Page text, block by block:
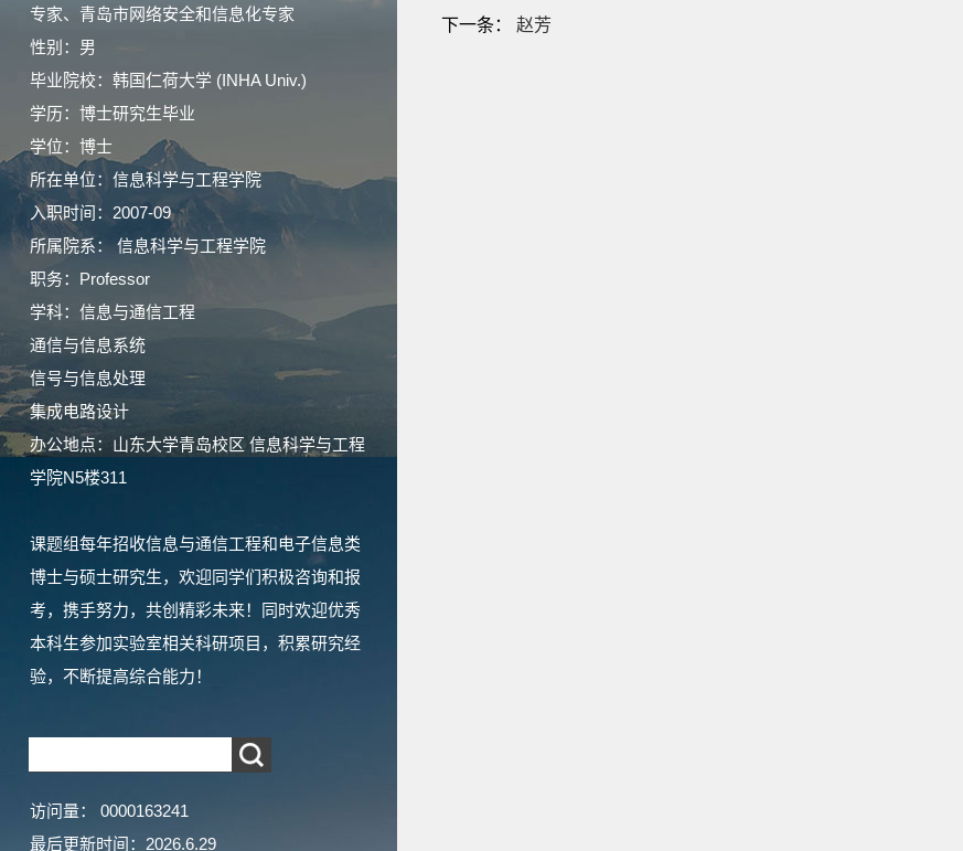
专家、青岛市网络安全和信息化专家
性别：男
毕业院校：韩国仁荷大学 (INHA Univ.)
学历：博士研究生毕业
学位：博士
所在单位：信息科学与工程学院
入职时间：2007-09
所属院系： 信息科学与工程学院
职务：Professor
学科：信息与通信工程
通信与信息系统
信号与信息处理
集成电路设计
办公地点：山东大学青岛校区 信息科学与工程
学院N5楼311
课题组每年招收信息与通信工程和电子信息类
博士与硕士研究生，欢迎同学们积极咨询和报
考，携手努力，共创精彩未来！同时欢迎优秀
本科生参加实验室相关科研项目，积累研究经
验，不断提高综合能力！
访问量： 0000163241
最后更新时间： 2026.6.29
下一条：
赵芳